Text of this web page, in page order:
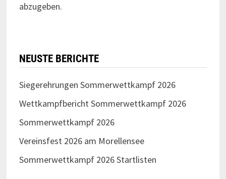
abzugeben.
NEUSTE BERICHTE
Siegerehrungen Sommerwettkampf 2026
Wettkampfbericht Sommerwettkampf 2026
Sommerwettkampf 2026
Vereinsfest 2026 am Morellensee
Sommerwettkampf 2026 Startlisten